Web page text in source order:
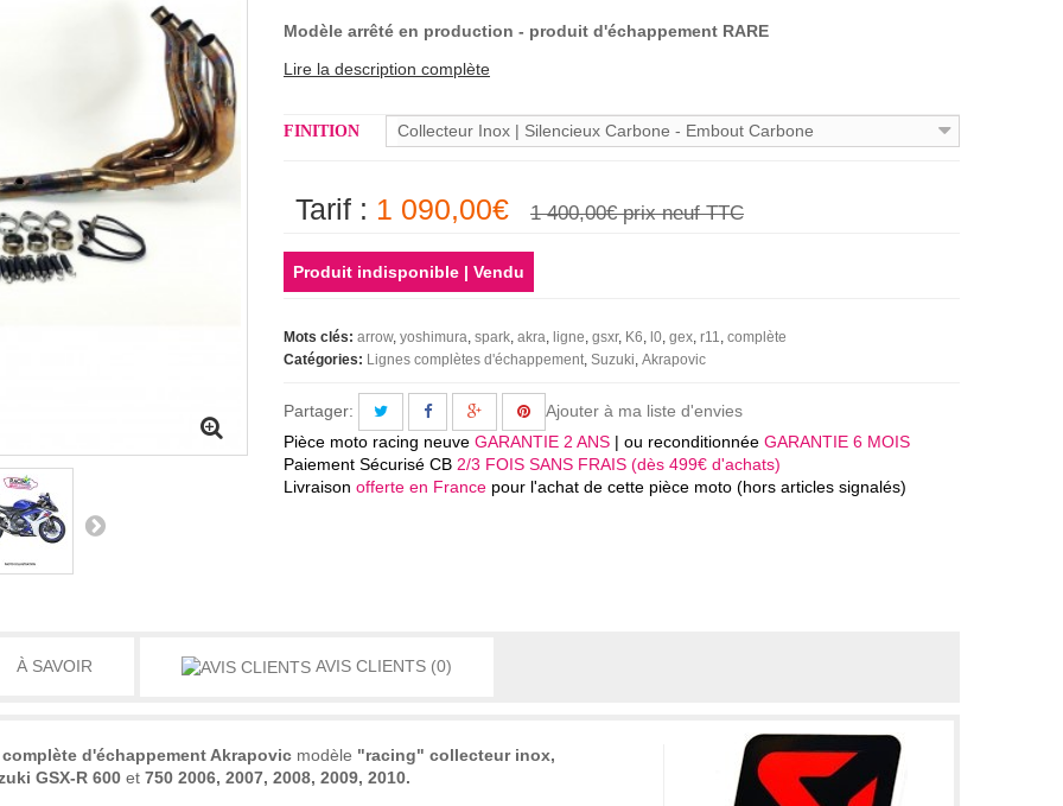
Modèle arrêté en production - produit d'échappement RARE
Lire la description complète
FINITION Collecteur Inox | Silencieux Carbone - Embout Carbone
Tarif : 1 090,00€ 1 400,00€prix neuf TTC
Produit indisponible | Vendu
Mots clés: arrow yoshimura spark akra ligne gsxr K6 l0 gex r11 complète
Catégories: Lignes complètes d'échappement Suzuki Akrapovic
Partager:
Ajouter à ma liste d'envies
Pièce moto racing neuve GARANTIE 2 ANS | ou reconditionnée GARANTIE 6 MOIS
Paiement Sécurisé CB 2/3 FOIS SANS FRAIS (dès 499€ d'achats)
Livraison offerte en France pour l'achat de cette pièce moto (hors articles signalés)
À SAVOIR AVIS CLIENTS (0)
d'échappement Akrapovic modèle "racing" collecteur inox,
GSX-R 600 et 750 2006, 2007, 2008, 2009, 2010.